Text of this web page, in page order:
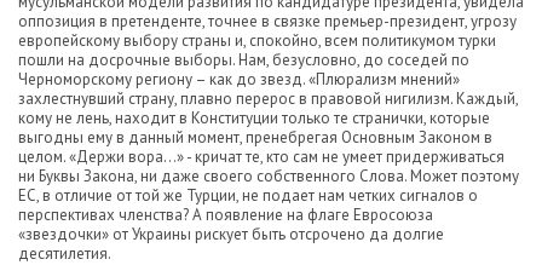
оппозиция в претенденте, точнее в связке премьер-президент, угрозу
европейскому выбору страны и, спокойно, всем политикумом турки
пошли на досрочные выборы. Нам, безусловно, до соседей по
Черноморскому региону – как до звезд. «Плюрализм мнений»
захлестнувший страну, плавно перерос в правовой нигилизм. Каждый,
кому не лень, находит в Конституции только те странички, которые
выгодны ему в данный момент, пренебрегая Основным Законом в
целом. «Держи вора…» - кричат те, кто сам не умеет придерживаться
ни Буквы Закона, ни даже своего собственного Слова. Может поэтому
ЕС, в отличие от той же Турции, не подает нам четких сигналов о
перспективах членства? А появление на флаге Евросоюза
«звездочки» от Украины рискует быть отсрочено да долгие
десятилетия.